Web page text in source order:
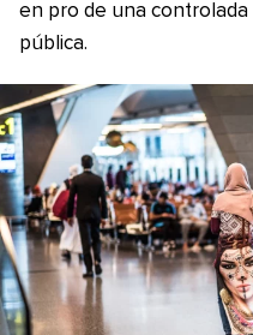
en pro de una controlada
pública.